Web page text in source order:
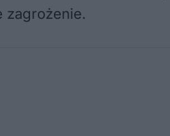
zagrożenie.